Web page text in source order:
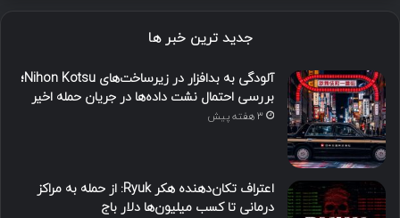
جدید ترین خبر ها
آلودگی به بدافزار در زیرساخت‌های Nihon Kotsu؛
بررسی احتمال نشت داده‌ها در جریان حمله اخیر
3 هفته پیش
اعتراف تکان‌دهنده هکر Ryuk: از حمله به مراکز
درمانی تا کسب میلیون‌ها دلار باج